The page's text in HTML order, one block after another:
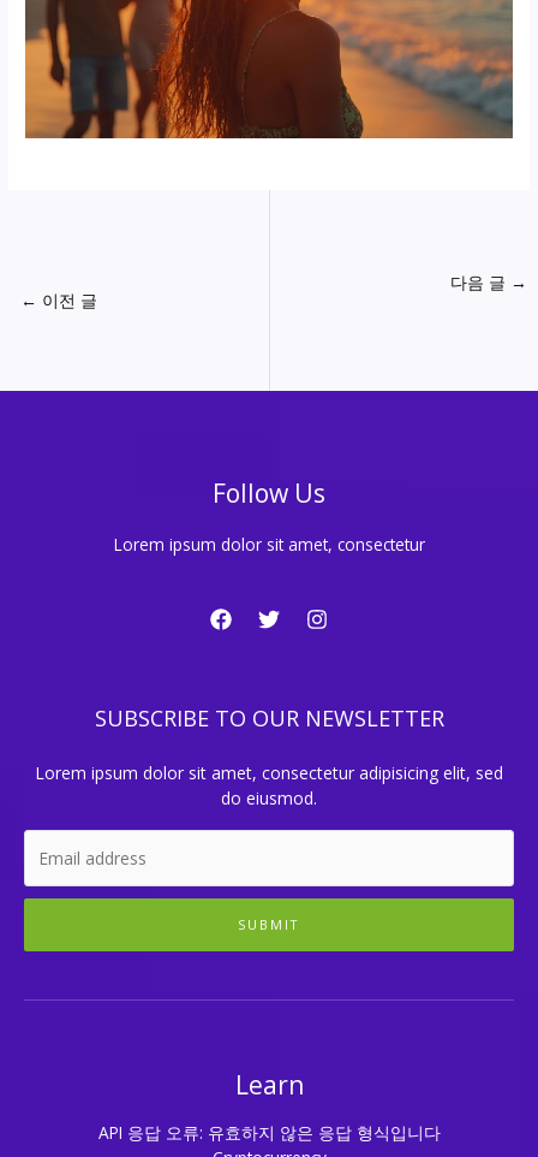
← 이전 글
다음 글 →
Follow Us
Lorem ipsum dolor sit amet, consectetur
SUBSCRIBE TO OUR NEWSLETTER
Lorem ipsum dolor sit amet, consectetur adipisicing elit, sed
do eiusmod.
SUBMIT
Learn
API 응답 오류: 유효하지 않은 응답 형식입니다